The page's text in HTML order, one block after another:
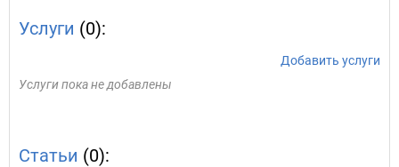
Услуги (0):
Добавить услуги
Услуги пока не добавлены
Статьи (0):